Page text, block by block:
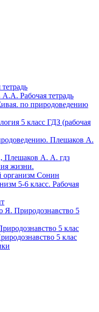
Рабочая тетрадь
по природоведению
5 класс ГДЗ (рабочая
Плешаков А.
А. А. гдз
жизни.
организм Сонин
5-6 класс. Рабочая
Природознавство 5
5 клас
5 клас